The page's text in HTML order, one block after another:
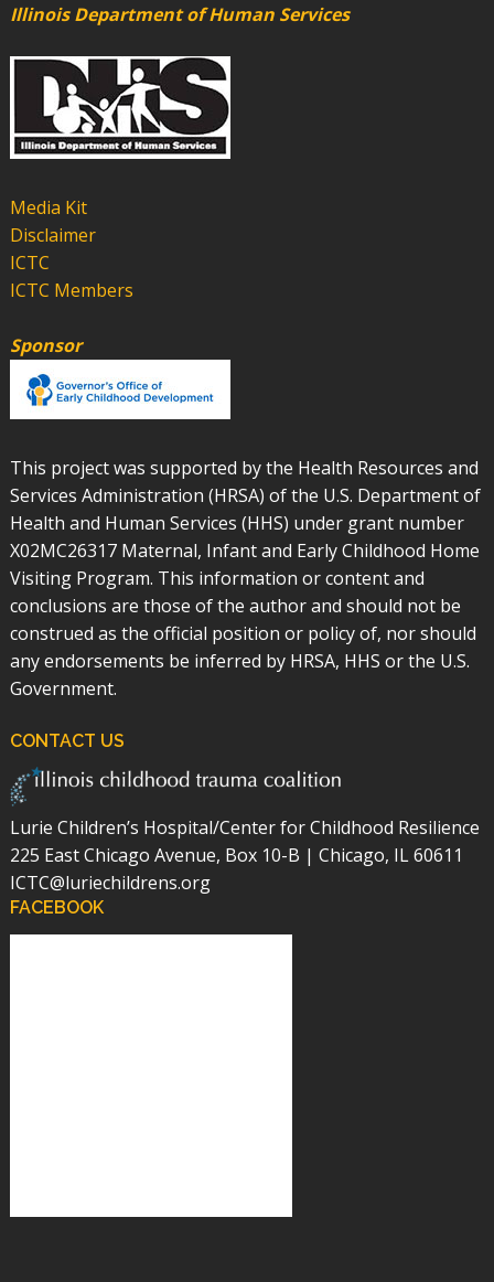
Illinois Department of Human Services
Media Kit
Disclaimer
ICTC
ICTC Members
Sponsor
This project was supported by the Health Resources and
Services Administration (HRSA) of the U.S. Department of
Health and Human Services (HHS) under grant number
X02MC26317 Maternal, Infant and Early Childhood Home
Visiting Program. This information or content and
conclusions are those of the author and should not be
construed as the official position or policy of, nor should
any endorsements be inferred by HRSA, HHS or the U.S.
Government.
CONTACT US
Lurie Children’s Hospital/Center for Childhood Resilience
225 East Chicago Avenue, Box 10-B | Chicago, IL 60611
ICTC@luriechildrens.org
FACEBOOK